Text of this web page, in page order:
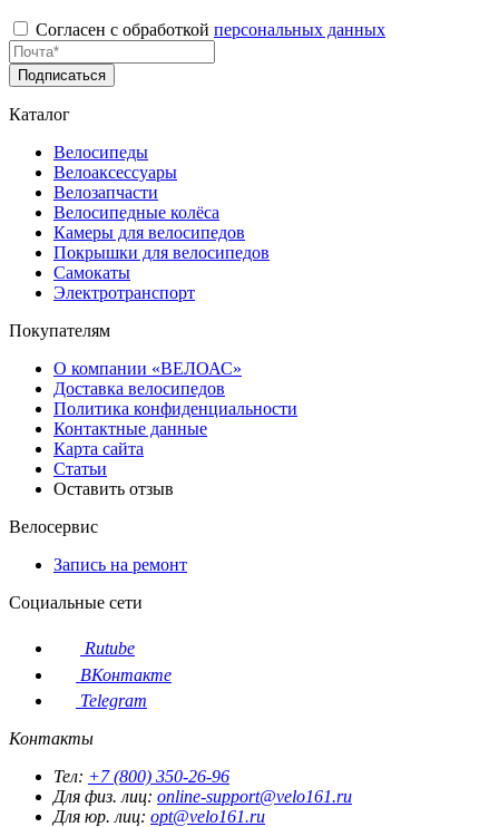
Согласен с обработкой персональных данных
Подписаться
Каталог
Велосипеды
Велоаксессуары
Велозапчасти
Велосипедные колёса
Камеры для велосипедов
Покрышки для велосипедов
Самокаты
Электротранспорт
Покупателям
О компании «ВЕЛОАС»
Доставка велосипедов
Политика конфиденциальности
Контактные данные
Карта сайта
Статьи
Оставить отзыв
Велосервис
Запись на ремонт
Социальные сети
Rutube
ВКонтакте
Telegram
Контакты
Тел: +7 (800) 350-26-96
Для физ. лиц: online-support@velo161.ru
Для юр. лиц: opt@velo161.ru